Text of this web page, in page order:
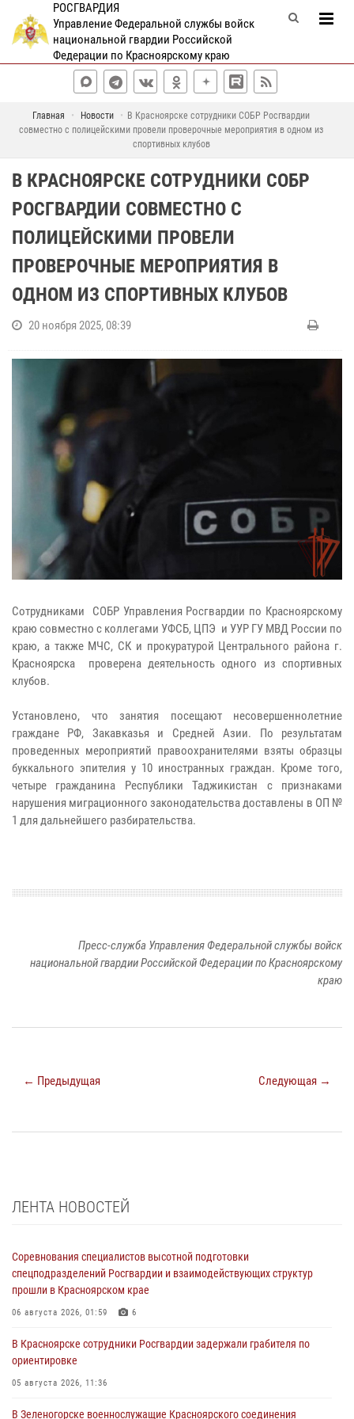
РОСГВАРДИЯ
Управление Федеральной службы войск
национальной гвардии Российской
Федерации по Красноярскому краю
Главная Новости
В Красноярске сотрудники СОБР Росгвардии
совместно с полицейскими провели проверочные мероприятия в одном из
спортивных клубов
В КРАСНОЯРСКЕ СОТРУДНИКИ СОБР
РОСГВАРДИИ СОВМЕСТНО С
ПОЛИЦЕЙСКИМИ ПРОВЕЛИ
ПРОВЕРОЧНЫЕ МЕРОПРИЯТИЯ В
ОДНОМ ИЗ СПОРТИВНЫХ КЛУБОВ
20 ноября 2025, 08:39
Сотрудниками СОБР Управления Росгвардии по Красноярскому
краю совместно с коллегами УФСБ, ЦПЭ и УУР ГУ МВД России по
краю, а также МЧС, СК и прокуратурой Центрального района г.
Красноярска проверена деятельность одного из спортивных
клубов.
Установлено, что занятия посещают несовершеннолетние
граждане РФ, Закавказья и Средней Азии. По результатам
проведенных мероприятий правоохранителями взяты образцы
буккального эпителия у 10 иностранных граждан. Кроме того,
четыре гражданина Республики Таджикистан с признаками
нарушения миграционного законодательства доставлены в ОП №
1 для дальнейшего разбирательства.
Пресс-служба Управления Федеральной службы войск
национальной гвардии Российской Федерации по Красноярскому
краю
← Предыдущая Следующая →
ЛЕНТА НОВОСТЕЙ
Соревнования специалистов высотной подготовки
спецподразделений Росгвардии и взаимодействующих структур
прошли в Красноярском крае
06 августа 2026, 01:59 6
В Красноярске сотрудники Росгвардии задержали грабителя по
ориентировке
05 августа 2026, 11:36
В Зеленогорске военнослужащие Красноярского соединения